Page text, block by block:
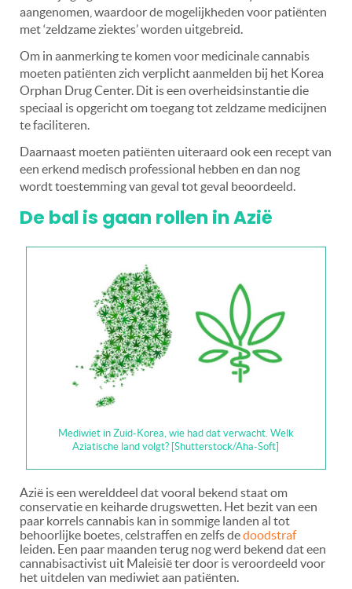
aangenomen, waardoor de mogelijkheden voor patiënten
met ‘zeldzame ziektes’ worden uitgebreid.
Om in aanmerking te komen voor medicinale cannabis
moeten patiënten zich verplicht aanmelden bij het Korea
Orphan Drug Center. Dit is een overheidsinstantie die
speciaal is opgericht om toegang tot zeldzame medicijnen
te faciliteren.
Daarnaast moeten patiënten uiteraard ook een recept van
een erkend medisch professional hebben en dan nog
wordt toestemming van geval tot geval beoordeeld.
De bal is gaan rollen in Azië
Mediwiet in Zuid-Korea, wie had dat verwacht. Welk
Aziatische land volgt? [Shutterstock/Aha-Soft]
Azië is een werelddeel dat vooral bekend staat om
conservatie en keiharde drugswetten. Het bezit van een
paar korrels cannabis kan in sommige landen al tot
behoorlijke boetes, celstraffen en zelfs dedoodstraf
leiden. Een paar maanden terug nog werd bekend dat een
cannabisactivist uit Maleisië ter door is veroordeeld voor
het uitdelen van mediwiet aan patiënten.